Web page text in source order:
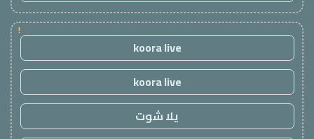
!
koora live
koora live
يلا شوت